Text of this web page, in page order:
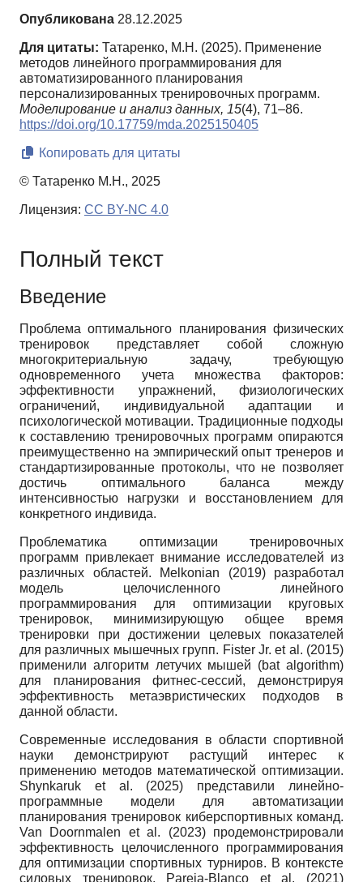
Опубликована 28.12.2025
Для цитаты: Татаренко, М.Н. (2025). Применение
методов линейного программирования для
автоматизированного планирования
персонализированных тренировочных программ.
Моделирование и анализ данных, 15(4), 71–86.
https://doi.org/10.17759/mda.2025150405
Копировать для цитаты
© Татаренко М.Н., 2025
Лицензия: CC BY-NC 4.0
Полный текст
Введение
Проблема оптимального планирования физических
тренировок представляет собой сложную
многокритериальную задачу, требующую
одновременного учета множества факторов:
эффективности упражнений, физиологических
ограничений, индивидуальной адаптации и
психологической мотивации. Традиционные подходы
к составлению тренировочных программ опираются
преимущественно на эмпирический опыт тренеров и
стандартизированные протоколы, что не позволяет
достичь оптимального баланса между
интенсивностью нагрузки и восстановлением для
конкретного индивида.
Проблематика оптимизации тренировочных
программ привлекает внимание исследователей из
различных областей. Melkonian (2019) разработал
модель целочисленного линейного
программирования для оптимизации круговых
тренировок, минимизирующую общее время
тренировки при достижении целевых показателей
для различных мышечных групп. Fister Jr. et al. (2015)
применили алгоритм летучих мышей (bat algorithm)
для планирования фитнес-сессий, демонстрируя
эффективность метаэвристических подходов в
данной области.
Современные исследования в области спортивной
науки демонстрируют растущий интерес к
применению методов математической оптимизации.
Shynkaruk et al. (2025) представили линейно-
программные модели для автоматизации
планирования тренировок киберспортивных команд.
Van Doornmalen et al. (2023) продемонстрировали
эффективность целочисленного программирования
для оптимизации спортивных турниров. В контексте
силовых тренировок, Pareja-Blanco et al. (2021)